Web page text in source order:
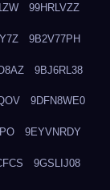
99HRLVZZ
9B2V77PH
9BJ6RL38
9DFN8WE0
9EYVNRDY
9GSLIJ08